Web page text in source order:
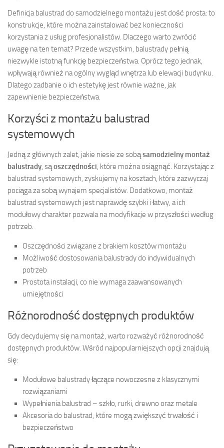
Definicja balustrad do samodzielnego montażu jest dość prosta: to
konstrukcje, które można zainstalować bez konieczności
korzystania z usług profesjonalistów. Dlaczego warto zwrócić
uwagę na ten temat? Przede wszystkim, balustrady pełnią
niezwykle istotną funkcję bezpieczeństwa. Oprócz tego jednak,
wpływają również na ogólny wygląd wnętrza lub elewacji budynku.
Dlatego zadbanie o ich estetykę jest równie ważne, jak
zapewnienie bezpieczeństwa.
Korzyści z montażu balustrad
systemowych
Jedną z głównych zalet, jakie niesie ze sobąsamodzielny montaż
balustrady, sąoszczędności, które można osiągnąć. Korzystając z
balustrad systemowych, zyskujemy na kosztach, które zazwyczaj
pociąga za sobą wynajem specjalistów. Dodatkowo, montaż
balustrad systemowych jest naprawdę szybki i łatwy, a ich
modułowy charakter pozwala na modyfikacje w przyszłości według
potrzeb.
Oszczędności związane z brakiem kosztów montażu
Możliwość dostosowania balustrady do indywidualnych
potrzeb
Prostota instalacji, co nie wymaga zaawansowanych
umiejętności
Różnorodność dostępnych produktów
Gdy decydujemy się na montaż, warto rozważyć różnorodność
dostępnych produktów. Wśród najpopularniejszych opcji znajdują
się:
Modułowe balustrady łączące nowoczesne z klasycznymi
rozwiązaniami
Wypełnienia balustrad – szkło, rurki, drewno oraz metale
Akcesoria do balustrad, które mogą zwiększyć trwałość i
bezpieczeństwo